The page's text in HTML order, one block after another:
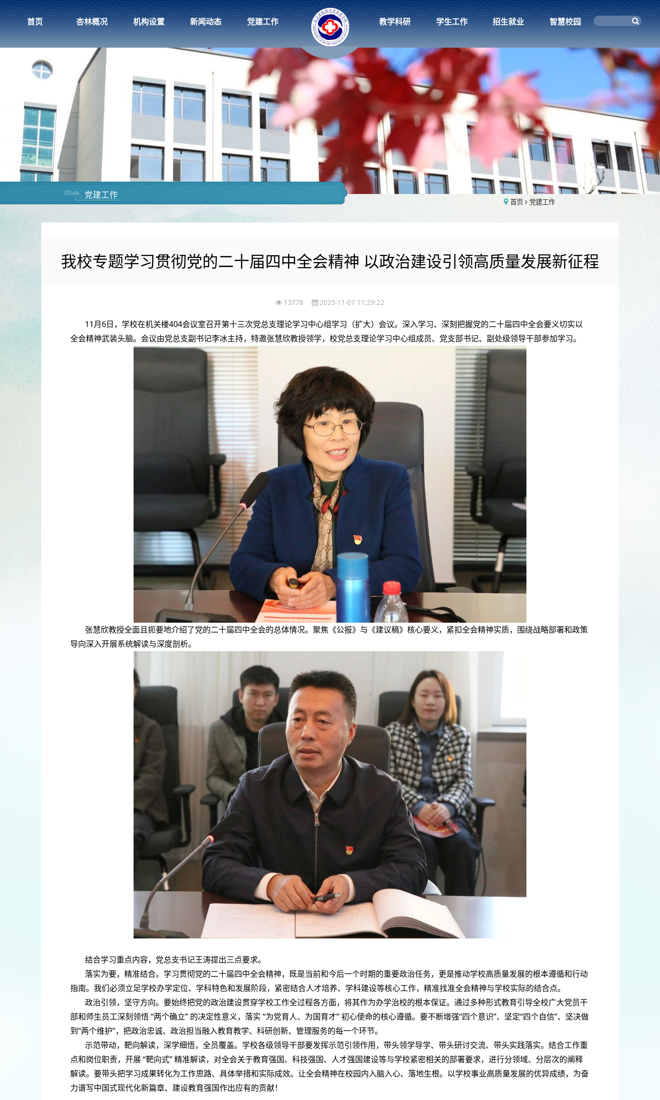
首页 杏林概况 机构设置 新闻动态 党建工作 教学科研 学生工作 招生就业 智慧校园
党建工作
首页 党建工作
我校专题学习贯彻党的二十届四中全会精神 以政治建设引领高质量发展新征程
13778 2025-11-07 11:29:22
11月6日，学校在机关楼404会议室召开第十三次党总支理论学习中心组学习（扩大）会议。深入学习、深刻把握党的二十届四中全会要义切实以
全会精神武装头脑。会议由党总支副书记李冰主持，特邀张慧欣教授领学，校党总支理论学习中心组成员、党支部书记、副处级领导干部参加学习。
张慧欣教授全面且扼要地介绍了党的二十届四中全会的总体情况。聚焦《公报》与《建议稿》核心要义，紧扣全会精神实质，围绕战略部署和政策
导向深入开展系统解读与深度剖析。
结合学习重点内容，党总支书记王涛提出三点要求。
落实为要，精准结合。学习贯彻党的二十届四中全会精神，既是当前和今后一个时期的重要政治任务，更是推动学校高质量发展的根本遵循和行动
指南。我们必须立足学校办学定位、学科特色和发展阶段，紧密结合人才培养、学科建设等核心工作，精准找准全会精神与学校实际的结合点。
政治引领，坚守方向。要始终把党的政治建设贯穿学校工作全过程各方面，将其作为办学治校的根本保证。通过多种形式教育引导全校广大党员干
部和师生员工深刻领悟 “两个确立” 的决定性意义，落实 “为党育人、为国育才” 初心使命的核心遵循。要不断增强“四个意识”、坚定“四个自信”、坚决做
到“两个维护”，把政治忠诚、政治担当融入教育教学、科研创新、管理服务的每一个环节。
示范带动，靶向解读，深学细悟，全员覆盖。学校各级领导干部要发挥示范引领作用，带头领学导学、带头研讨交流、带头实践落实。结合工作重
点和岗位职责，开展 “靶向式” 精准解读，对全会关于教育强国、科技强国、人才强国建设等与学校紧密相关的部署要求，进行分领域、分层次的阐释
解读。要带头把学习成果转化为工作思路、具体举措和实际成效。让全会精神在校园内入脑入心、落地生根。以学校事业高质量发展的优异成绩，为奋
力谱写中国式现代化新篇章、建设教育强国作出应有的贡献！